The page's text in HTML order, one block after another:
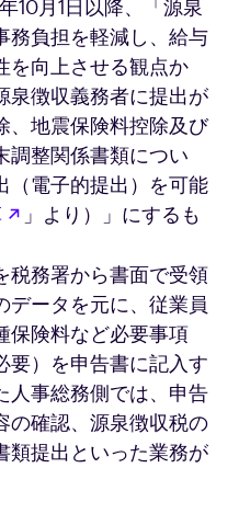
10月1日以降、「源泉
務負担を軽減し、給与
を向上させる観点か
泉徴収義務者に提出が
、地震保険料控除及び
調整関係書類につい
（電子的提出）を可能
新しいタブで開く
」より）」にするも
税務署から書面で受領
データを元に、従業員
保険料など必要事項
要）を申告書に記入す
人事総務側では、申告
の確認、源泉徴収税の
類提出といった業務が